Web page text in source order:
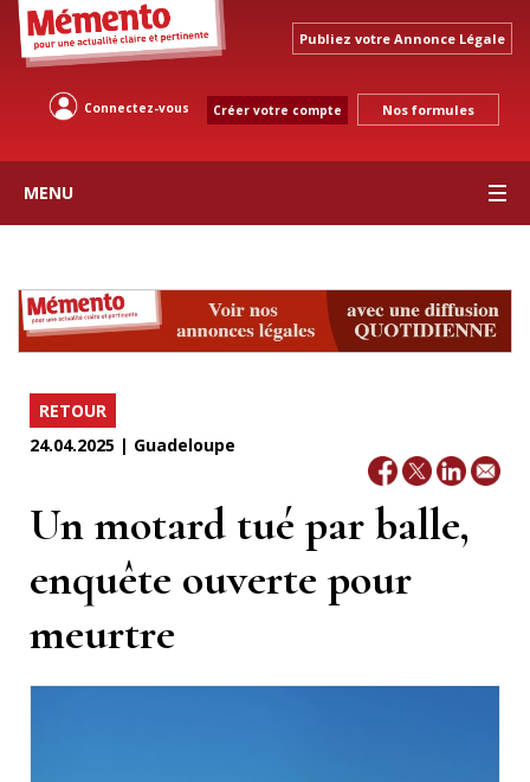
Publiez votre Annonce Légale
Connectez-vous Créer votre compte Nos formules
MENU
RETOUR
24.04.2025 | Guadeloupe
Un motard tué par balle,
enquête ouverte pour
meurtre